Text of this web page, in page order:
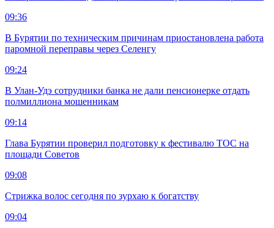
09:36
В Бурятии по техническим причинам приостановлена работа
паромной переправы через Селенгу
09:24
В Улан-Удэ сотрудники банка не дали пенсионерке отдать
полмиллиона мошенникам
09:14
Глава Бурятии проверил подготовку к фестивалю ТОС на
площади Советов
09:08
Стрижка волос сегодня по зурхаю к богатству
09:04